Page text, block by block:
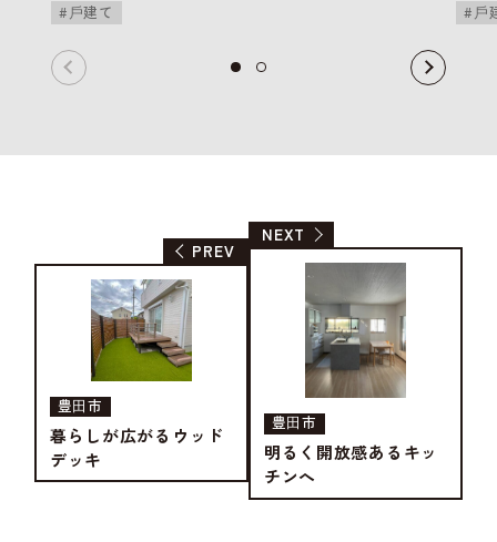
⼾建て ⼾
PREV
豊⽥市
暮らしが広がるウッド
デッキ
NEXT
豊⽥市
明るく開放感あるキッ
チンへ